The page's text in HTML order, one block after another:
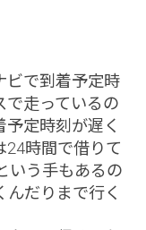
ビで到着予定時
で走っているの
定時刻が遅く
24時間で借りて
いう手もあるの
だりまで行く